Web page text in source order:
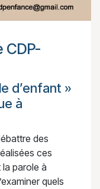
CDP-
d’enfant »
à
des
ces
parole à
quels